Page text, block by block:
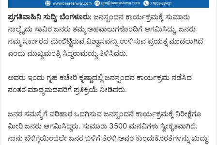
ಪ್ರಗತಿವಾಹಿನಿ ಸುದ್ದಿ; ಬೆಂಗಳೂರು: ಜನಸ್ಪಂದನ ಕಾರ್ಯಕ್ರಮಕ್ಕೆ ಸುಮಾರು
ನಾಲ್ಕೈದು ಸಾವಿರ ಜನರು ತಮ್ಮ ಅಹವಾಲುಗಳೊಂದಿಗೆ ಆಗಮಿಸಿದ್ದು, ಜನರು
ನಮ್ಮ ಸರ್ಕಾರದ ಮೇಲಿಟ್ಟಿರುವ ವಿಶ್ವಾಸವನ್ನು ಉಳಿಸುವ ಪ್ರಯತ್ನ ಮಾಡಲಾಗಿದೆ
ಎಂದು ಮುಖ್ಯಮಂತ್ರಿ ಸಿದ್ದರಾಮಯ್ಯ ತಿಳಿಸಿದರು.
ಅವರು ಇಂದು ಗೃಹ ಕಚೇರಿ ಕೃಷ್ಣಾದಲ್ಲಿ ಜನಸ್ಪಂದನ ಕಾರ್ಯಕ್ರಮ ನಡೆಸಿದ
ನಂತರ ಮಾಧ್ಯಮದವರಿಗೆ ಪ್ರತಿಕ್ರಿಯೆ ನೀಡಿದರು.
ಜನರ ಸಮಸ್ಯೆಗೆ ಪರಿಹಾರ ಒದಗಿಸುವ ಜನಸ್ಪಂದನೆ ಕಾರ್ಯಕ್ರಮಕ್ಕೆ ನಿರೀಕ್ಷೆಗೂ
ಮೀರಿ ಜನರು ಆಗಮಿಸಿದ್ದರು. ಸುಮಾರು 3500 ಮನವಿಗಳು ಸ್ವೀಕೃತವಾಗಿದೆ.
ನಾನು ಬೆಳಿಗ್ಗೆಯಿಂದಲೇ ಜನರ ಬಳಿಗೆ ತೆರಳಿ ಅವರ ಕುಂದುಕೊರತೆಗಳನ್ನು ಖುದ್ದು